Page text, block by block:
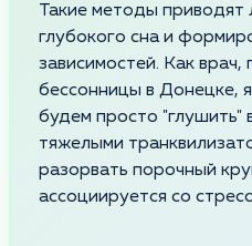
Такие методы
глубокого сна и
зависимостей. Как
бессонницы в Донецке,
будем просто "глушить"
тяжелыми
разорвать порочный
ассоциируется со